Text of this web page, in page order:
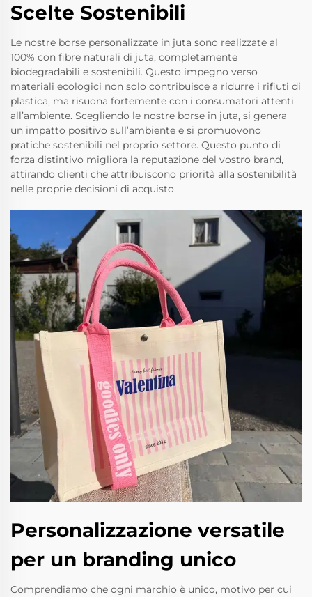
Scelte Sostenibili
Le nostre borse personalizzate in juta sono realizzate al
100% con fibre naturali di juta, completamente
biodegradabili e sostenibili. Questo impegno verso
materiali ecologici non solo contribuisce a ridurre i rifiuti di
plastica, ma risuona fortemente con i consumatori attenti
all’ambiente. Scegliendo le nostre borse in juta, si genera
un impatto positivo sull’ambiente e si promuovono
pratiche sostenibili nel proprio settore. Questo punto di
forza distintivo migliora la reputazione del vostro brand,
attirando clienti che attribuiscono priorità alla sostenibilità
nelle proprie decisioni di acquisto.
Personalizzazione versatile
per un branding unico
Comprendiamo che ogni marchio è unico, motivo per cui